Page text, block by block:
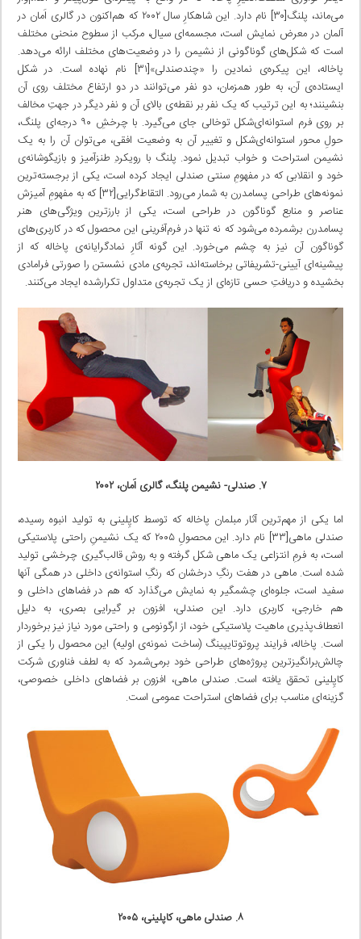
می‌ماند، پلنگ[۳۰] نام دارد. این شاهکارِ سال ۲۰۰۲ که هم‌اکنون در گالری اَمان در
آلمان در معرض نمایش است، مجسمه‌ای سیال، مرکب از سطوح منحنی مختلف
است که شکل‌های گوناگونی از نشیمن را در وضعیت‌های مختلف ارائه می‌دهد.
پاخاله، این پیکره‌ی نمادین را «چندصندلی»[۳۱] نام نهاده است. در شکل
ایستاده‌ی آن، به طور همزمان، دو نفر می‌توانند در دو ارتفاع مختلف روی آن
بنشینند؛ به این ترتیب که یک نفر بر نقطه‌ی بالای آن و نفر دیگر در جهتِ مخالف
بر روی فرم استوانه‌ای‌شکل توخالی جای می‌گیرد. با چرخشِ ۹۰ درجه‌ای پلنگ،
حولِ محور استوانه‌ای‌شکل و تغییر آن به وضعیت افقی، می‌توان آن را به یک
نشیمن استراحت و خواب تبدیل نمود. پلنگ با رویکردِ طنزآمیز و بازیگوشانه‌ی
خود و انقلابی که در مفهومِ سنتی صندلی ایجاد کرده است، یکی از برجسته‌ترین
نمونه‌های طراحی پسامدرن به شمار می‌رود. التقاط‌گرایی[۳۲] که به مفهومِ آمیزش
عناصر و منابع گوناگون در طراحی است، یکی از بارزترین ویژگی‌های هنر
پسامدرن برشمرده می‌شود که نه تنها در فرم‌آفرینی این محصول که در کاربری‌های
گوناگون آن نیز به چشم می‌خورد. این گونه آثارِ نمادگرایانه‌ی پاخاله که از
پیشینه‌ای آیینی-تشریفاتی برخاسته‌اند، تجربه‌ی مادی نشستن را صورتی فرامادی
بخشیده و دریافتِ حسی تازه‌ای از یک تجربه‌ی متداول تکرارشده ایجاد می‌کنند.
۷. صندلی- نشیمن پلنگ، گالری اَمان، ۲۰۰۲
اما یکی از مهم‌ترین آثار مبلمان پاخاله که توسط کاپِلینی به تولید انبوه رسیده،
صندلی ماهی[۳۳] نام دارد. این محصولِ ۲۰۰۵ که یک نشیمنِ راحتی پلاستیکی
است، به فرمِ انتزاعی یک ماهی شکل گرفته و به روش قالب‌گیری چرخشی تولید
شده است. ماهی در هفت رنگِ درخشان که رنگِ استوانه‌ی داخلی در همگی آنها
سفید است، جلوه‌ای چشمگیر به نمایش می‌گذارد که هم در فضاهای داخلی و
هم خارجی، کاربری دارد. این صندلی، افزون بر گیرایی بصری، به دلیل
انعطاف‌پذیری ماهیت پلاستیکی خود، از ارگونومی و راحتی مورد نیاز نیز برخوردار
است. پاخاله، فرایند پروتوتایپینگ (ساخت نمونه‌ی اولیه) این محصول را یکی از
چالش‌برانگیزترین پروژه‌های طراحی خود برمی‌شمرد که به لطف فناوری شرکت
کاپِلینی تحقق یافته است. صندلی ماهی، افزون بر فضاهای داخلی خصوصی،
گزینه‌ای مناسب برای فضاهای استراحت عمومی است.
۸. صندلی ماهی، کاپلینی، ۲۰۰۵